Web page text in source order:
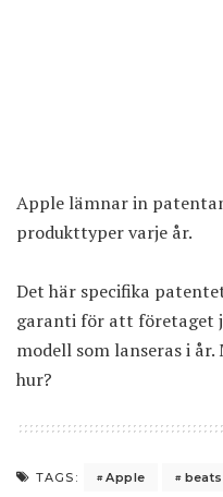
Apple lämnar in
produkttyper varje år.
Det här specifika
garanti för att företaget
modell som lanseras i
hur?
TAGS: Apple beats